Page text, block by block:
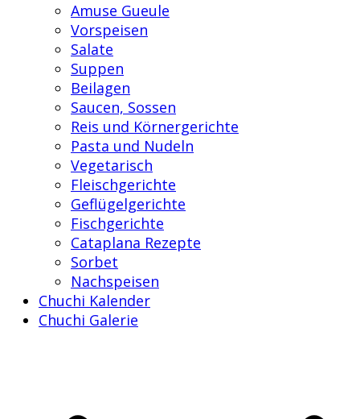
Amuse Gueule
Vorspeisen
Salate
Suppen
Beilagen
Saucen, Sossen
Reis und Körnergerichte
Pasta und Nudeln
Vegetarisch
Fleischgerichte
Geflügelgerichte
Fischgerichte
Cataplana Rezepte
Sorbet
Nachspeisen
Chuchi Kalender
Chuchi Galerie